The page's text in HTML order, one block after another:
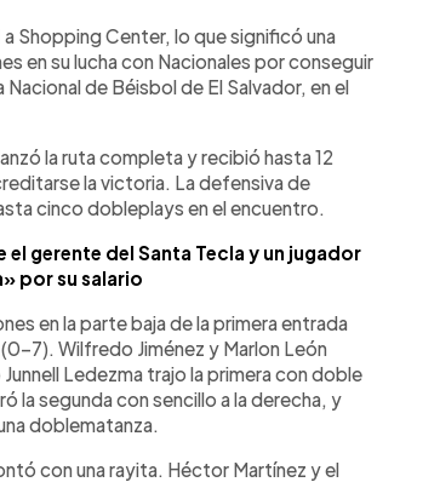
Shopping Center, lo que significó una
en su lucha con Nacionales por conseguir
de Béisbol de El Salvador, en el
la ruta completa y recibió hasta 12
la victoria. La defensiva de
cinco dobleplays en el encuentro.
gerente del Santa Tecla y un jugador
por su salario
en la parte baja de la primera entrada
7). Wilfredo Jiménez y Marlon León
Ledezma trajo la primera con doble
la segunda con sencillo a la derecha, y
doblematanza.
con una rayita. Héctor Martínez y el